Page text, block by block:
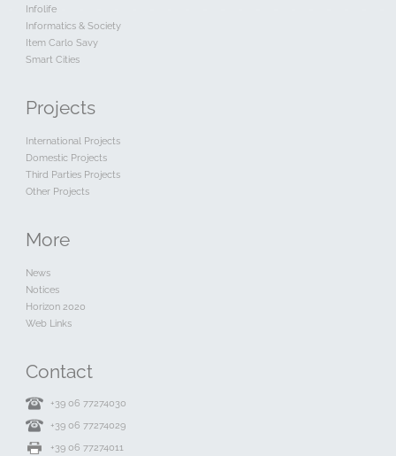
Infolife
Informatics & Society
Item Carlo Savy
Smart Cities
Projects
International Projects
Domestic Projects
Third Parties Projects
Other Projects
More
News
Notices
Horizon 2020
Web Links
Contact
+39 06 77274030
+39 06 77274029
+39 06 77274011